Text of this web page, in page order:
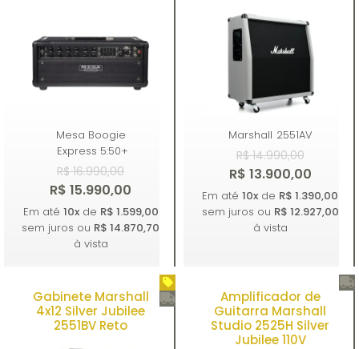
Mesa Boogie
Express 5:50+
R$ 16.990,00
R$ 15.990,00
Comprar
Em até 10xde R$ 1.599,00
sem juros ou R$ 14.870,70
à vista
Marshall 2551AV
R$ 14.990,00
R$ 13.900,00
Comprar
Em até 10x de R$ 1.390,00
sem juros ou R$ 12.927,00
à vista
Gabinete Marshall
4x12 Silver Jubilee
2551BV Reto
Amplificador de
Guitarra Marshall
Studio 2525H Silver
Jubilee 110V